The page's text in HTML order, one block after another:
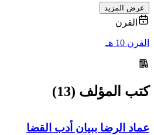
عرض المزيد
القرن
القرن 10 هـ
كتب المؤلف (13)
عماد الرضا ببيان أدب القضا